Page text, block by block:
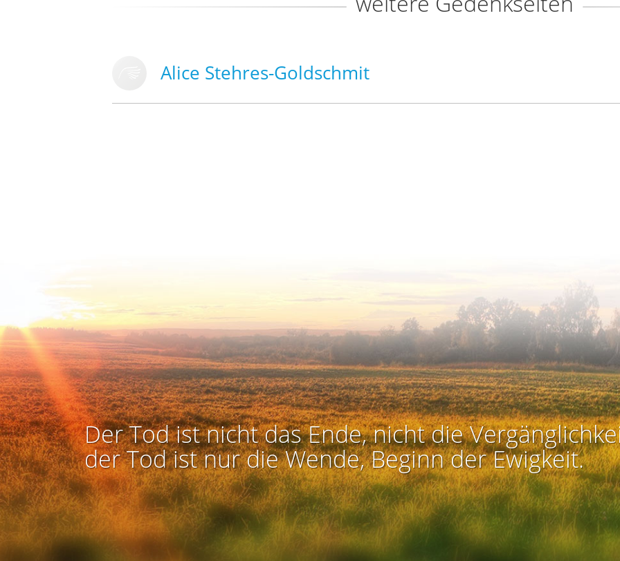
Alice Stehres-Goldschmit
Der Tod ist nicht das Ende, nicht die
der Tod ist nur die Wende, Beginn der Ewigkeit.